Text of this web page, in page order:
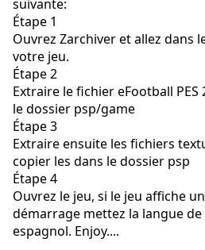
suivante:
Étape 1
Ouvrez Zarchiver et allez dans
votre jeu.
Étape 2
Extraire le fichier eFootball
le dossier psp/game
Étape 3
Extraire ensuite les fichiers
copier les dans le dossier psp
Étape 4
Ouvrez le jeu, si le jeu affiche
démarrage mettez la langue
espagnol. Enjoy....